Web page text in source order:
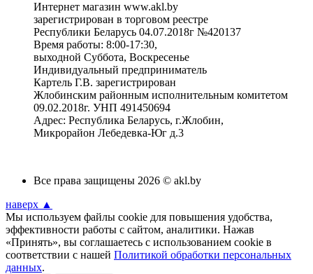
Интернет магазин www.akl.by
зарегистрирован в торговом реестре
Республики Беларусь 04.07.2018г №420137
Время работы: 8:00-17:30,
выходной Суббота, Воскресенье
Индивидуальный предприниматель
Картель Г.В. зарегистрирован
Жлобинским районным исполнительным комитетом
09.02.2018г. УНП 491450694
Адрес: Республика Беларусь, г.Жлобин,
Микрорайон Лебедевка-Юг д.3
Все права защищены 2026 © akl.by
наверх ▲
Мы используем файлы cookie для повышения удобства,
эффективности работы с сайтом, аналитики. Нажав
«Принять», вы соглашаетесь с использованием cookie в
соответствии с нашей Политикой обработки персональных
данных.